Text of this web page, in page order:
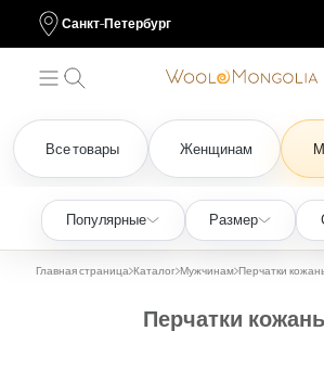
Санкт-Петербург
Главная страница Каталог Мужчинам Перчатки
Все товары Женщинам
Популярные Размер
Перчатки